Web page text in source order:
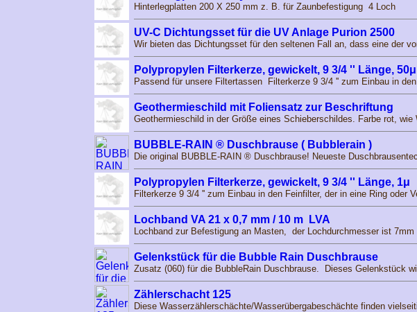
Hinterlegplatten 200 X 250 mm z. B. für Zaunbefestigung 4 Loch
UV-C Dichtungsset für die UV Anlage Purion 2500
Wir bieten das Dichtungsset für den seltenen Fall an, dass eine der
Polypropylen Filterkerze, gewickelt, 9 3/4 '' Länge, 50μ
Passend für unsere Filtertassen Filterkerze 9 3/4 '' zum Einbau in
Geothermieschild mit Foliensatz zur Beschriftung
Geothermieschild in der Größe eines Schieberschildes. Farbe rot,
BUBBLE-RAIN ® Duschbrause ( Bubblerain )
Die original BUBBLE-RAIN ® Duschbrause! Neueste
Polypropylen Filterkerze, gewickelt, 9 3/4 '' Länge, 1μ
Filterkerze 9 3/4 '' zum Einbau in den Feinfilter, der in eine Ring oder
Lochband VA 21 x 0,7 mm / 10 m LVA
Lochband zur Befestigung an Masten, der Lochdurchmesser ist 7mm
Gelenkstück für die Bubble Rain Duschbrause
Zusatz (060) für die BubbleRain Duschbrause. Dieses Gelenkstück
Zählerschacht 125
Diese Wasserzählerschächte/Wasserübergabeschächte finden